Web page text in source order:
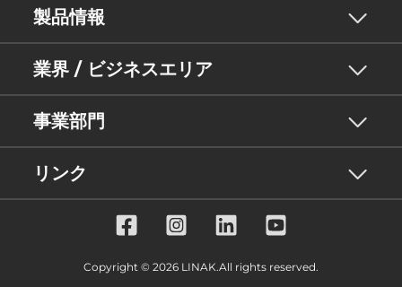
製品情報
業界 / ビジネスエリア
事業部門
リンク
Copyright © 2026 LINAK.All rights reserved.